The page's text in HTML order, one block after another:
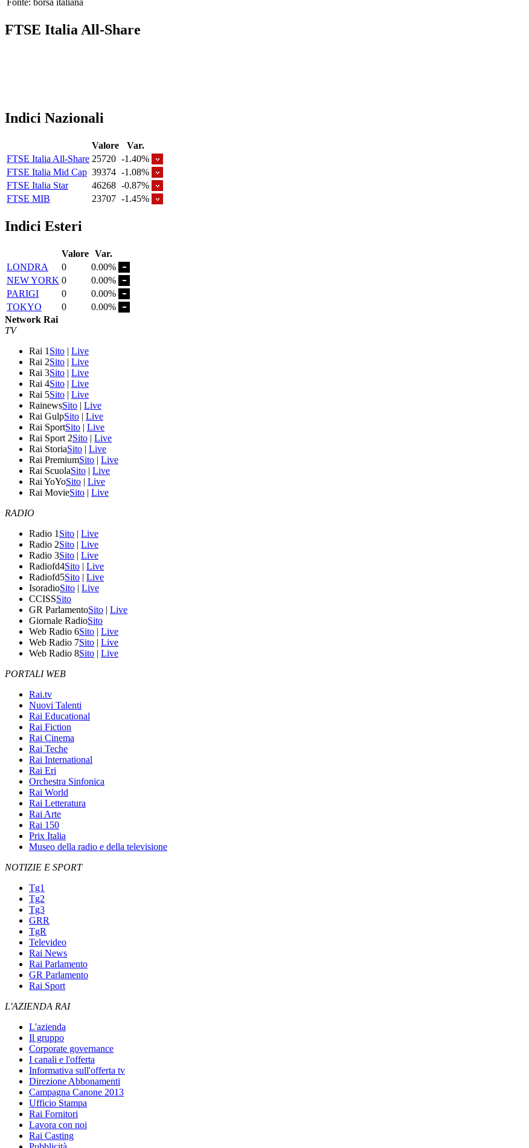
FTSE Italia All-Share
Indici Nazionali
Valore
Var.
FTSE Italia All-Share 25720 -1.40%
FTSE Italia Mid Cap 39374 -1.08%
FTSE Italia Star
46268 -0.87%
FTSE MIB
23707 -1.45%
Indici Esteri
Valore Var.
LONDRA
0
0.00%
NEW YORK 0
0.00%
PARIGI
0
0.00%
TOKYO
0
0.00%
Network Rai
TV
Rai 1 Sito | Live
Rai 2Sito | Live
Rai 3Sito | Live
Rai 4Sito | Live
Rai 5Sito | Live
RainewsSito | Live
Rai GulpSito | Live
Rai SportSito | Live
Rai Sport 2Sito | Live
Rai StoriaSito | Live
Rai PremiumSito | Live
Rai ScuolaSito | Live
Rai YoYoSito | Live
Rai MovieSito | Live
RADIO
Radio 1 Sito | Live
Radio 2Sito | Live
Radio 3Sito | Live
Radiofd4Sito | Live
Radiofd5Sito | Live
IsoradioSito | Live
CCISSSito
GR ParlamentoSito | Live
Giornale RadioSito
Web Radio 6Sito | Live
Web Radio 7Sito | Live
Web Radio 8Sito | Live
PORTALI WEB
Rai.tv
Nuovi Talenti
Rai Educational
Rai Fiction
Rai Cinema
Rai Teche
Rai International
Rai Eri
Orchestra Sinfonica
Rai World
Rai Letteratura
Rai Arte
Rai 150
Prix Italia
Museo della radio e della televisione
NOTIZIE E SPORT
Tg1
Tg2
Tg3
GRR
TgR
Televideo
Rai News
Rai Parlamento
GR Parlamento
Rai Sport
L'AZIENDA RAI
L'azienda
Il gruppo
Corporate governance
I canali e l'offerta
Informativa sull'offerta tv
Direzione Abbonamenti
Campagna Canone 2013
Ufficio Stampa
Rai Fornitori
Lavora con noi
Rai Casting